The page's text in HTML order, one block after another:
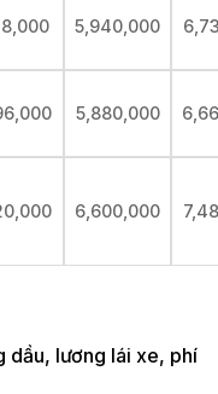
5,940,000
5,880,000
6,600,000
dầu, lương lái xe, phí